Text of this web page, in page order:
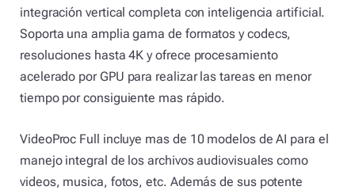
integración vertical completa con inteligencia artificial.
Soporta una amplia gama de formatos y codecs,
resoluciones hasta 4K y ofrece procesamiento
acelerado por GPU para realizar las tareas en menor
tiempo por consiguiente mas rápido.
VideoProc Full incluye mas de 10 modelos de AI para el
manejo integral de los archivos audiovisuales como
videos, musica, fotos, etc. Además de sus potente